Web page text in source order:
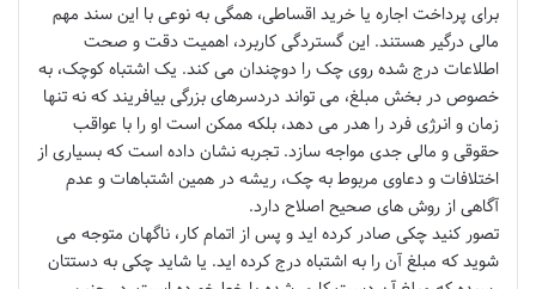
برای پرداخت اجاره یا خرید اقساطی، همگی به نوعی با این سند مهم
مالی درگیر هستند. این گستردگی کاربرد، اهمیت دقت و صحت
اطلاعات درج شده روی چک را دوچندان می کند. یک اشتباه کوچک، به
خصوص در بخش مبلغ، می تواند دردسرهای بزرگی بیافریند که نه تنها
زمان و انرژی فرد را هدر می دهد، بلکه ممکن است او را با عواقب
حقوقی و مالی جدی مواجه سازد. تجربه نشان داده است که بسیاری از
اختلافات و دعاوی مربوط به چک، ریشه در همین اشتباهات و عدم
آگاهی از روش های صحیح اصلاح دارد.
تصور کنید چکی صادر کرده اید و پس از اتمام کار، ناگهان متوجه می
شوید که مبلغ آن را به اشتباه درج کرده اید. یا شاید چکی به دستتان